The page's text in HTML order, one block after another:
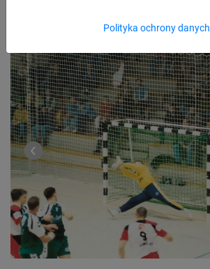
Polityka ochrony danych